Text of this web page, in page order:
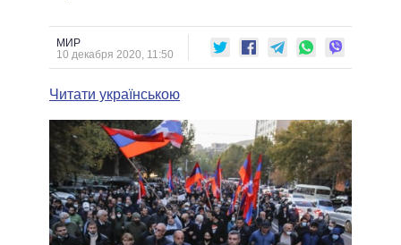
МЭРЫ
ВСЕ ПЕРСОНЫ
СРАВНЕНИЕ ПОЛИТИКОВ
МИР
10 декабря 2020, 11:50
Читати українською